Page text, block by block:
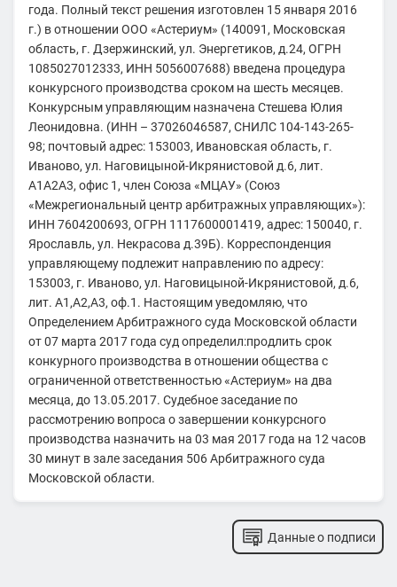
года. Полный текст решения изготовлен 15 января 2016
г.) в отношении ООО «Астериум» (140091, Московская
область, г. Дзержинский, ул. Энергетиков, д.24, ОГРН
1085027012333, ИНН 5056007688) введена процедура
конкурсного производства сроком на шесть месяцев.
Конкурсным управляющим назначена Стешева Юлия
Леонидовна. (ИНН – 37026046587, СНИЛС 104-143-265-
98; почтовый адрес: 153003, Ивановская область, г.
Иваново, ул. Наговицыной-Икрянистовой д.6, лит.
А1А2А3, офис 1, член Союза «МЦАУ» (Союз
«Межрегиональный центр арбитражных управляющих»):
ИНН 7604200693, ОГРН 1117600001419, адрес: 150040, г.
Ярославль, ул. Некрасова д.39Б). Корреспонденция
управляющему подлежит направлению по адресу:
153003, г. Иваново, ул. Наговицыной-Икрянистовой, д.6,
лит. А1,А2,А3, оф.1. Настоящим уведомляю, что
Определением Арбитражного суда Московской области
от 07 марта 2017 года суд определил:продлить срок
конкурного производства в отношении общества с
ограниченной ответственностью «Астериум» на два
месяца, до 13.05.2017. Судебное заседание по
рассмотрению вопроса о завершении конкурсного
производства назначить на 03 мая 2017 года на 12 часов
30 минут в зале заседания 506 Арбитражного суда
Московской области.
Данные о подписи